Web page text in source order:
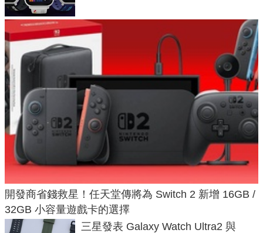
開發商省錢救星！任天堂傳將為 Switch 2 新增 16GB /
32GB 小容量遊戲卡的選擇
三星發表 Galaxy Watch Ultra2 與